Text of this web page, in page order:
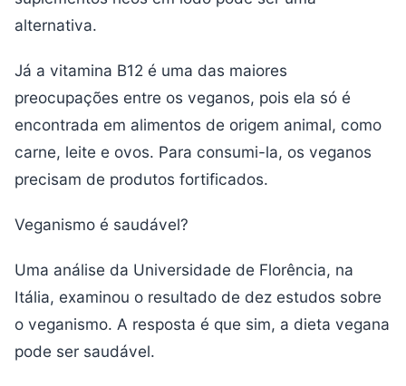
alternativa.
Já a vitamina B12 é uma das maiores
preocupações entre os veganos, pois ela só é
encontrada em alimentos de origem animal, como
carne, leite e ovos. Para consumi-la, os veganos
precisam de produtos fortificados.
Veganismo é saudável?
Uma análise da Universidade de Florência, na
Itália, examinou o resultado de dez estudos sobre
o veganismo. A resposta é que sim, a dieta vegana
pode ser saudável.